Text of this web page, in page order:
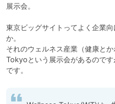
展示会。
東京ビッグサイトってよく企業
か。
それのウェルネス産業（健康と
Tokyoという展示会があるので
です。